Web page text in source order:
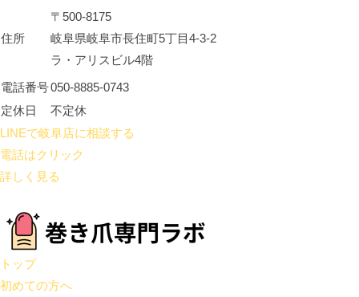
住所
〒500-8175
岐阜県岐阜市長住町5丁目4-3-2
ラ・アリスビル4階
電話番号050-8885-0743
定休日
不定休
LINEで岐阜店に相談する
電話はクリック
詳しく見る
トップ
初めての方へ